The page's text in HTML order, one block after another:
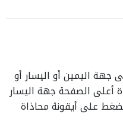
جهة اليمين أو اليسار أو
أعلى الصفحة جهة اليسار
على أيقونة محاذاة